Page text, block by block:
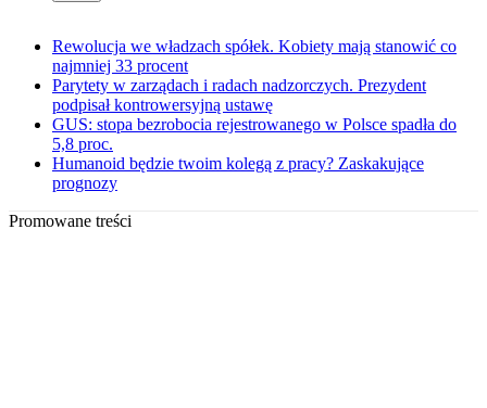
Rewolucja we władzach spółek. Kobiety mają stanowić co
najmniej 33 procent
Parytety w zarządach i radach nadzorczych. Prezydent
podpisał kontrowersyjną ustawę
GUS: stopa bezrobocia rejestrowanego w Polsce spadła do
5,8 proc.
Humanoid będzie twoim kolegą z pracy? Zaskakujące
prognozy
Promowane treści